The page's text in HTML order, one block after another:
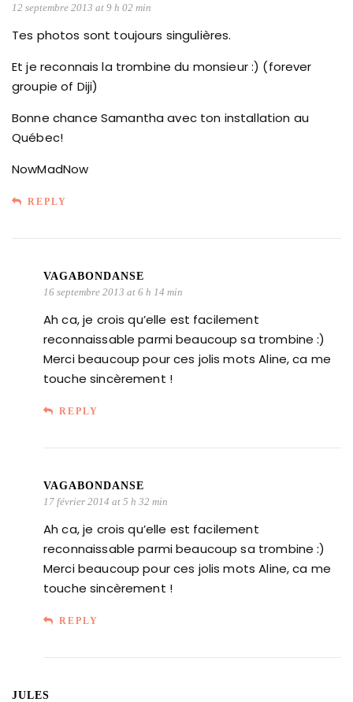
12 septembre 2013 at 9 h 02 min
Tes photos sont toujours singulières.
Et je reconnais la trombine du monsieur :) (forever
groupie of Diji)
Bonne chance Samantha avec ton installation au
Québec!
NowMadNow
REPLY
VAGABONDANSE
16 septembre 2013 at 6 h 14 min
Ah ca, je crois qu’elle est facilement
reconnaissable parmi beaucoup sa trombine :)
Merci beaucoup pour ces jolis mots Aline, ca me
touche sincèrement !
REPLY
VAGABONDANSE
17 février 2014 at 5 h 32 min
Ah ca, je crois qu’elle est facilement
reconnaissable parmi beaucoup sa trombine :)
Merci beaucoup pour ces jolis mots Aline, ca me
touche sincèrement !
REPLY
JULES